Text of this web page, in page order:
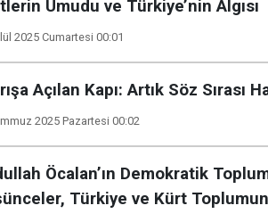
Umudu ve Türkiye’nin Algısı
2025 Cumartesi 00:01
Açılan Kapı: Artık Söz Sırası
2025 Pazartesi 00:02
Öcalan’ın Demokratik
Türkiye ve Kürt